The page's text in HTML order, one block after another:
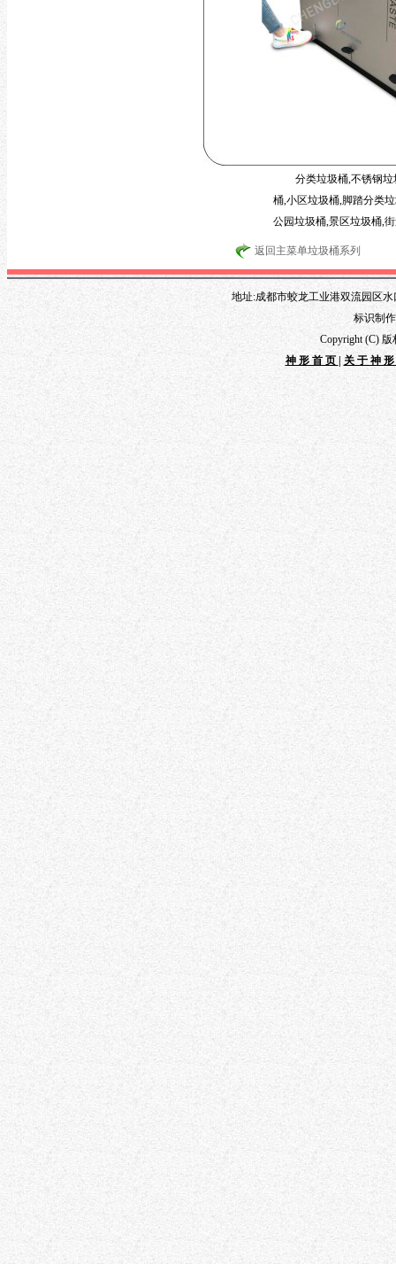
分类垃圾桶,不锈钢
桶,小区垃圾桶,脚踏分类
公园垃圾桶,景区垃圾桶,
返回主菜单垃圾桶系列
地址:成都市蛟龙工业港双流园区水
标识制
Copyright (C)
神形首页
关于神形